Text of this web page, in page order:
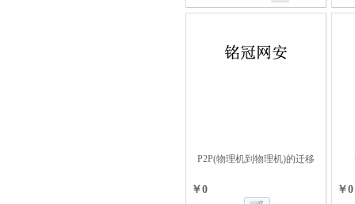
P2P(物理机到物理机)的迁移
￥0 ￥0